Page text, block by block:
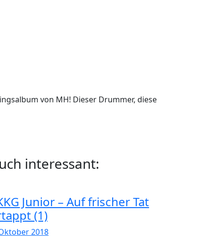
von MH! Dieser Drummer, diese
interessant:
Junior – Auf frischer Tat
(1)
2018